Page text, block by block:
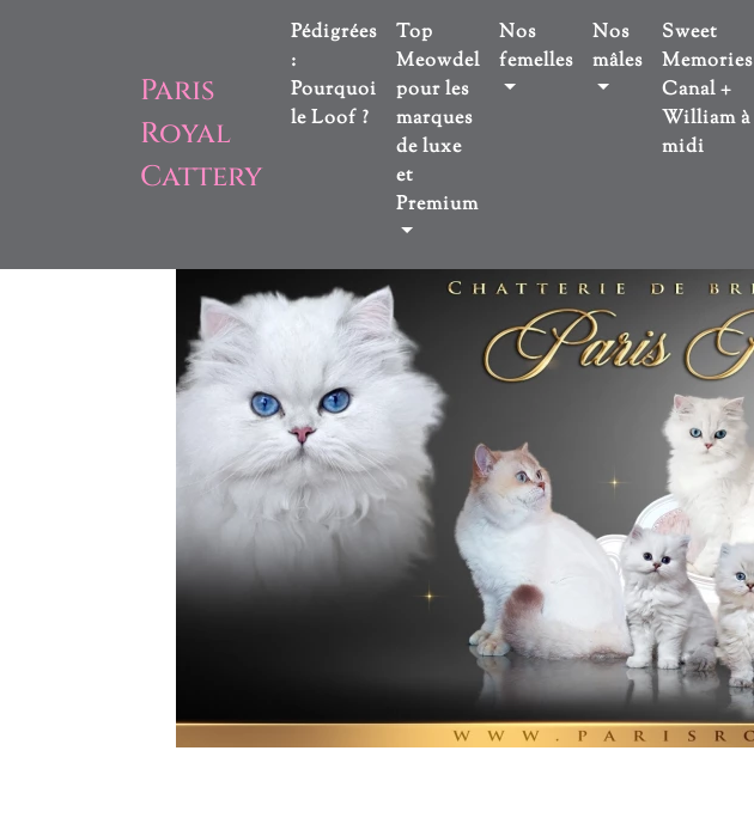
Paris
Royal
Cattery
Pédigrées
:
Pourquoi
le Loof ?
Top
Meowdel
pour les
marques
de luxe
et
Premium
Nos
femelles
Nos
mâles
Sweet
Memories
Canal +
William à
midi